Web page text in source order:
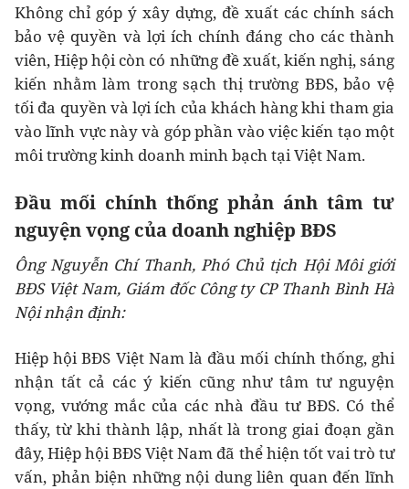
Không chỉ góp ý xây dựng, đề xuất các chính sách
bảo vệ quyền và lợi ích chính đáng cho các thành
viên, Hiệp hội còn có những đề xuất, kiến nghị, sáng
kiến nhằm làm trong sạch thị trường BĐS, bảo vệ
tối đa quyền và lợi ích của khách hàng khi tham gia
vào lĩnh vực này và góp phần vào việc kiến tạo một
môi trường kinh doanh minh bạch tại Việt Nam.
Đầu mối chính thống phản ánh tâm tư
nguyện vọng của doanh nghiệp BĐS
Ông Nguyễn Chí Thanh, Phó Chủ tịch Hội Môi giới
BĐS Việt Nam, Giám đốc Công ty CP Thanh Bình Hà
Nội nhận định:
Hiệp hội BĐS Việt Nam là đầu mối chính thống, ghi
nhận tất cả các ý kiến cũng như tâm tư nguyện
vọng, vướng mắc của các nhà đầu tư BĐS. Có thể
thấy, từ khi thành lập, nhất là trong giai đoạn gần
đây, Hiệp hội BĐS Việt Nam đã thể hiện tốt vai trò tư
vấn, phản biện những nội dung liên quan đến lĩnh